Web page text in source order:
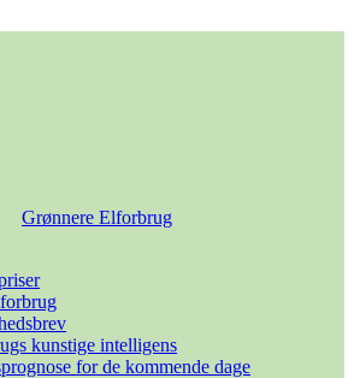
Grønnere Elforbrug
kunstige intelligens
for de kommende dage